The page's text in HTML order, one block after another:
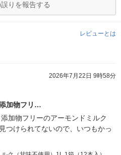
りを報告する
レビューとは
2026年7月22日 9時58分
加物フリ…
加物フリーのアーモンドミルク
つけられてないので、いつもかっ